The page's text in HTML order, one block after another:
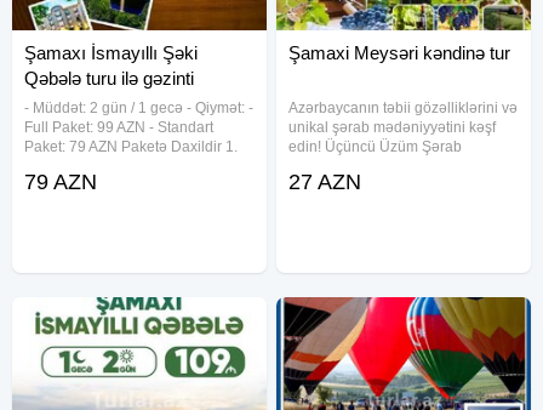
Şamaxı İsmayıllı Şəki
Qəbələ turu ilə gəzinti
- Müddət: 2 gün / 1 gecə - Qiymət: -
Full Paket: 99 AZN - Standart
Paket: 79 AZN Paketə Daxildir 1.
səfər. 2. Otel: İsmayıllı Resorta -
79 AZN
Şamaxi Meysəri kəndinə tur
Azərbaycanın təbii gözəlliklərini və
unikal şərab mədəniyyətini kəşf
edin! Üçüncü Üzüm Şərab
gözləyir. Bu eksklüziv turda sizə
27 AZN